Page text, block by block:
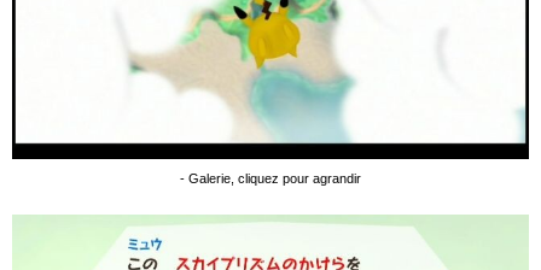
- Galerie, cliquez pour agrandir